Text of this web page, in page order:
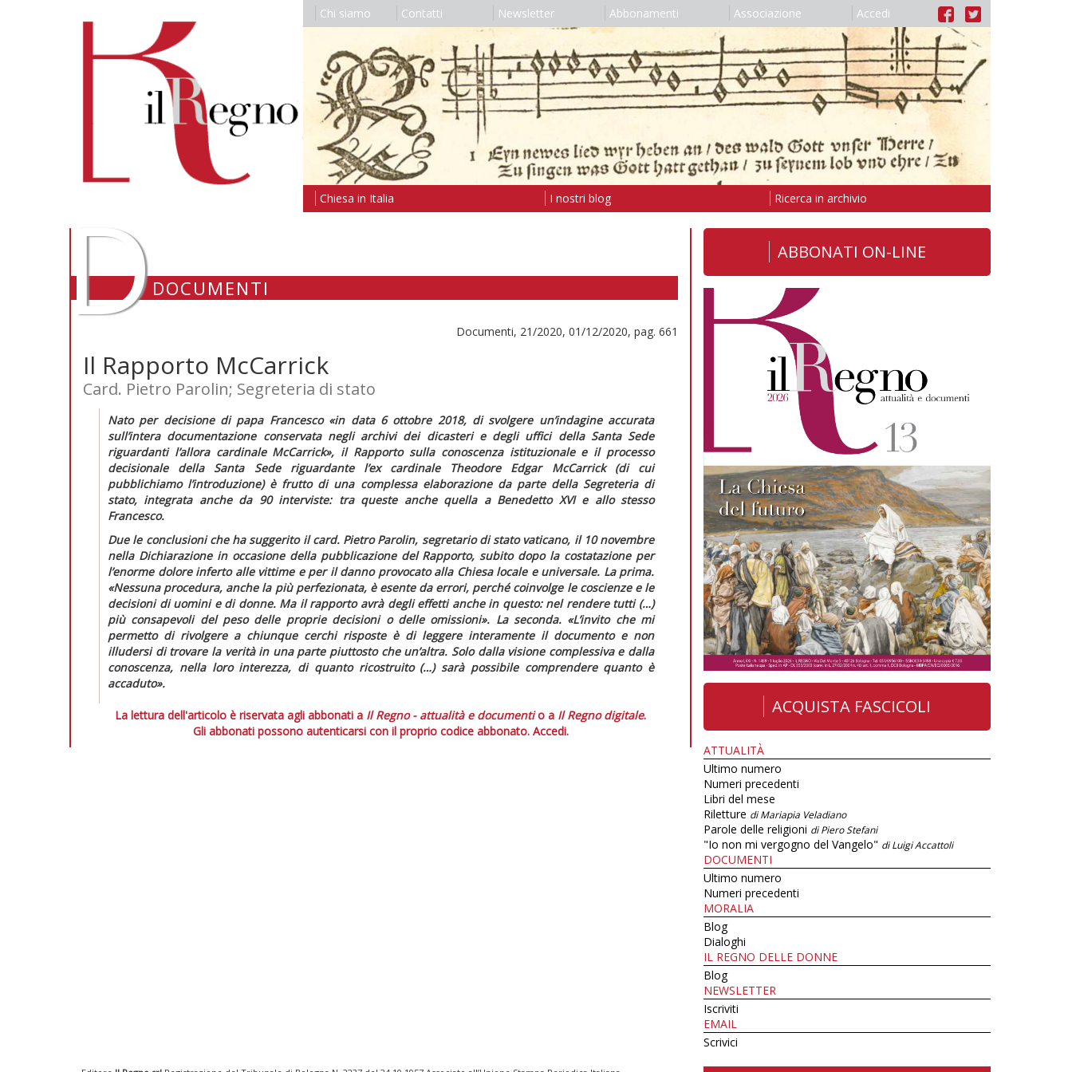
Chi siamo Contatti Newsletter Abbonamenti Associazione Accedi
Chiesa in Italia I nostri blog Ricerca in archivio
DDOCUMENTI
Documenti, 21/2020, 01/12/2020, pag. 661
Il Rapporto McCarrick
Card. Pietro Parolin; Segreteria di stato
Nato per decisione di papa Francesco «in data 6 ottobre 2018, di svolgere un’indagine accurata
sull’intera documentazione conservata negli archivi dei dicasteri e degli uffici della Santa Sede
riguardanti l’allora cardinale McCarrick», il Rapporto sulla conoscenza istituzionale e il processo
decisionale della Santa Sede riguardante l’ex cardinale Theodore Edgar McCarrick(di cui
pubblichiamo l’introduzione) è frutto di una complessa elaborazione da parte della Segreteria di
stato, integrata anche da 90 interviste: tra queste anche quella a Benedetto XVI e allo stesso
Francesco.
Due le conclusioni che ha suggerito il card. Pietro Parolin, segretario di stato vaticano, il 10 novembre
nella Dichiarazionein occasione della pubblicazione del Rapporto, subito dopo la costatazione per
l’enorme dolore inferto alle vittime e per il danno provocato alla Chiesa locale e universale. La prima.
«Nessuna procedura, anche la più perfezionata, è esente da errori, perché coinvolge le coscienze e le
decisioni di uomini e di donne. Ma il rapporto avrà degli effetti anche in questo: nel rendere tutti (…)
più consapevoli del peso delle proprie decisioni o delle omissioni». La seconda. «L’invito che mi
permetto di rivolgere a chiunque cerchi risposte è di leggere interamente il documento e non
illudersi di trovare la verità in una parte piuttosto che un’altra. Solo dalla visione complessiva e dalla
conoscenza, nella loro interezza, di quanto ricostruito (…) sarà possibile comprendere quanto è
accaduto».
La lettura dell'articolo è riservata agli abbonati a Il Regno - attualità e documentio a Il Regno digitale.
Gli abbonati possono autenticarsi con il proprio codice abbonato. Accedi.
ABBONATI ON-LINE
ACQUISTA FASCICOLI
ATTUALITÀ
Ultimo numero
Numeri precedenti
Libri del mese
Riletture di Mariapia Veladiano
Parole delle religioni di Piero Stefani
"Io non mi vergogno del Vangelo" di Luigi Accattoli
DOCUMENTI
Ultimo numero
Numeri precedenti
MORALIA
Blog
Dialoghi
IL REGNO DELLE DONNE
Blog
NEWSLETTER
Iscriviti
EMAIL
Scrivici